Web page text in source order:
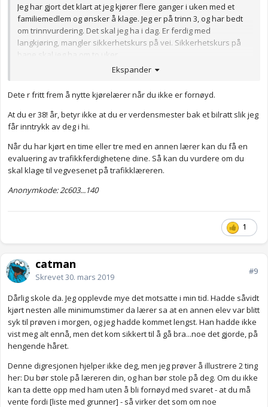
Jeg har gjort det klart at jeg kjører flere ganger i uken med et
familiemedlem og ønsker å klage. Jeg er på trinn 3, og har bedt
om trinnvurdering. Det skal jeg ha i dag. Er ferdig med
langkjøring, mangler sikkerhetskurs på vei. Sikkerhetskurs på
bane skal jeg ha om to uker.
Hvor mange uker skal det gå? Jeg er 38 år, og har hatt kjøretimer
som vil ha lappen før sommeren. Da blir jeg sikkert ikke prioritert
å må vente...fader jeg er så lei.
Hvorfor drøyer de så innmari? Hvordan går jeg frem for å få satt
meg i respekt?
Jeg kjører bra sier han, ikke noe å utsette, etter hver time. Jeg
kjører selvstendig, lærer sier bare hvor jeg skal, så jeg følger alle
skilt dit, legger meg riktig, samkjører osv. Nå er det like før jeg
sender inn en offisiell klage.
Ekspander
Dete r fritt frem å nytte kjørelærer når du ikke er fornøyd.
At du er 38! år, betyr ikke at du er verdensmester bak et bilratt slik jeg
får inntrykk av deg i hi.
Når du har kjørt en time eller tre med en annen lærer kan du få en
evaluering av trafikkferdighetene dine. Så kan du vurdere om du
skal klage til vegvesenet på trafikklæreren.
Anonymkode: 2c603...140
1
catman
Skrevet30. mars 2019
#9
Dårlig skole da. Jeg opplevde mye det motsatte i min tid. Hadde såvidt
kjørt nesten alle minimumstimer da lærer sa at en annen elev var blitt
syk til prøven i morgen, og jeg hadde kommet lengst. Han hadde ikke
vist meg alt ennå, men det kom sikkert til å gå bra...noe det gjorde, på
hengende håret.
Denne digresjonen hjelper ikke deg, men jeg prøver å illustrere 2 ting
her: Du bør stole på læreren din, og han bør stole på deg. Om du ikke
kan ta dette opp med ham uten å bli fornøyd med svaret - at du må
vente fordi [liste med grunner] - så virker det som om noe